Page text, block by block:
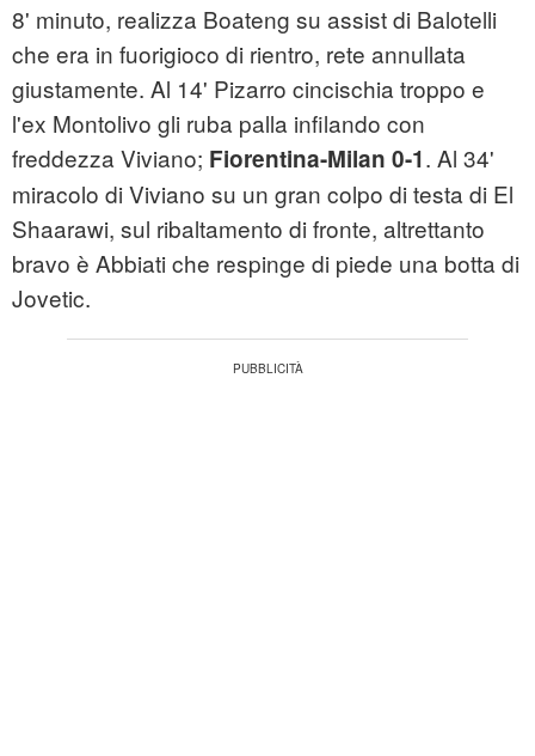
8' minuto, realizza Boateng su assist di Balotelli
che era in fuorigioco di rientro, rete annullata
giustamente. Al 14' Pizarro cincischia troppo e
l'ex Montolivo gli ruba palla infilando con
freddezza Viviano; Fiorentina-Milan 0-1. Al 34'
miracolo di Viviano su un gran colpo di testa di El
Shaarawi, sul ribaltamento di fronte, altrettanto
bravo è Abbiati che respinge di piede una botta di
Jovetic.